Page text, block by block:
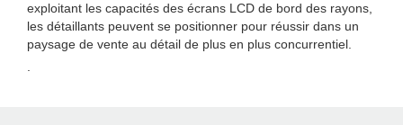
exploitant les capacités des écrans LCD de bord des rayons,
les détaillants peuvent se positionner pour réussir dans un
paysage de vente au détail de plus en plus concurrentiel.